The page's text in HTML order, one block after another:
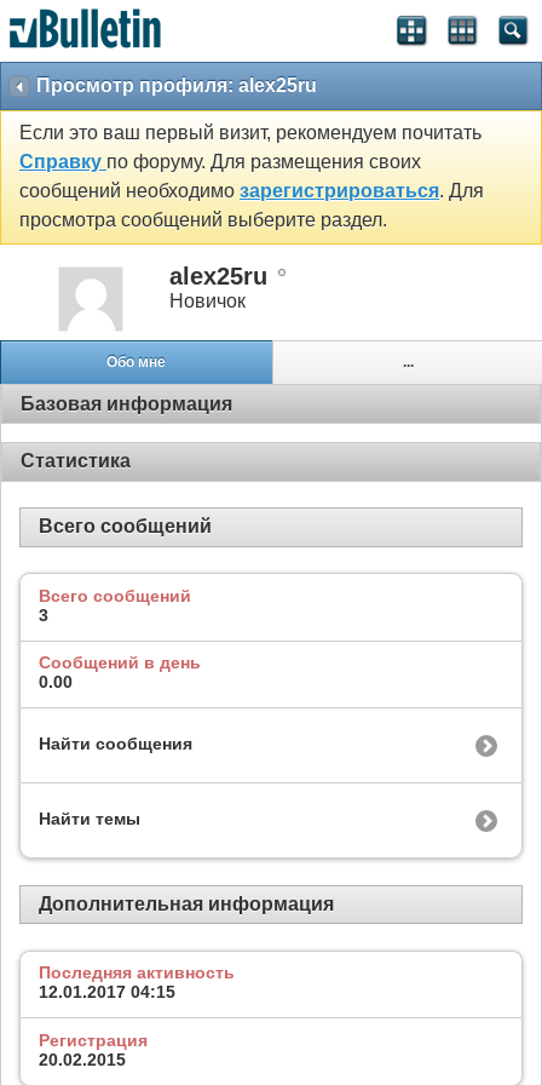
Просмотр профиля: alex25ru
Если это ваш первый визит, рекомендуем почитать
Справку по форуму. Для размещения своих
сообщений необходимо зарегистрироваться. Для
просмотра сообщений выберите раздел.
alex25ru
Новичок
Обо мне ...
Базовая информация
Статистика
Всего сообщений
Всего сообщений
3
Сообщений в день
0.00
Найти сообщения
Найти темы
Дополнительная информация
Последняя активность
12.01.2017 04:15
Регистрация
20.02.2015